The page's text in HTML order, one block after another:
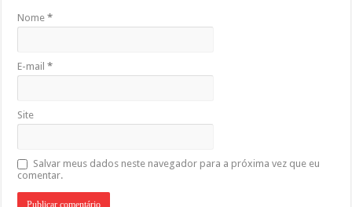
Nome*
E-mail*
Site
Salvar meus dados neste navegador para a próxima vez que eu
comentar.